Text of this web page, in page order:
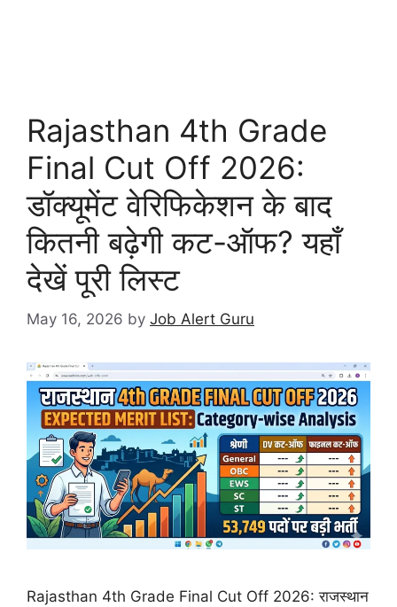
Rajasthan 4th Grade
Final Cut Off 2026:
डॉक्यूमेंट वेरिफिकेशन के बाद
कितनी बढ़ेगी कट-ऑफ? यहाँ
देखें पूरी लिस्ट
May 16, 2026 by Job Alert Guru
Rajasthan 4th Grade Final Cut Off 2026: राजस्थान